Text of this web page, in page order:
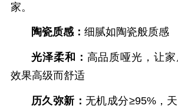
家。
陶瓷质感：细腻如陶瓷般质感
光泽柔和： 高品质哑光，让
效果高级而舒适
历久弥新： 无机成分≥95%，